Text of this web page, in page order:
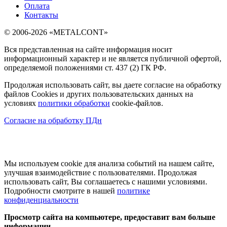
Оплата
Контакты
© 2006-2026 «METALCONT»
Вся представленная на сайте информация носит
информационный характер и не является публичной офертой,
определяемой положениями ст. 437 (2) ГК РФ.
Продолжая использовать сайт, вы даете согласие на обработку
файлов Cookies и других пользовательских данных на
условиях политики обработки cookie-файлов.
Согласие на обработку ПДн
Мы используем cookie для анализа событий на нашем сайте,
улучшая взаимодействие с пользователями. Продолжая
использовать сайт, Вы соглашаетесь с нашими условиями.
Подробности смотрите в нашей политике
конфиденциальности
Просмотр сайта на компьютере, предоставит вам больше